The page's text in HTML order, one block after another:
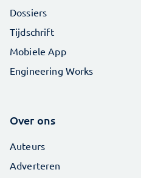
Dossiers
Tijdschrift
Mobiele App
Engineering Works
Over ons
Auteurs
Adverteren